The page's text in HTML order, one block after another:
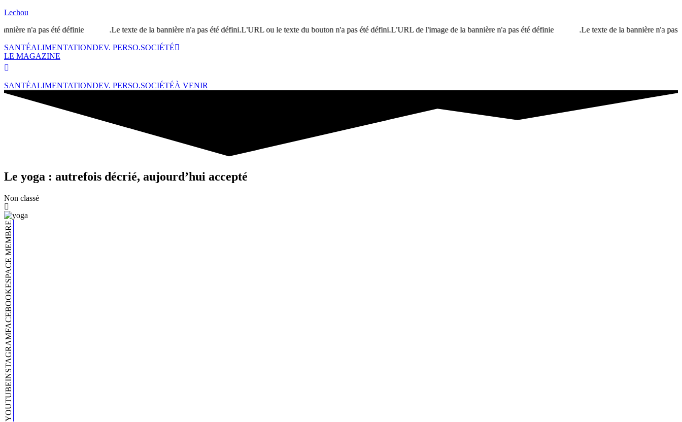
Lechou
été définie.
Le texte de la bannière n'a pas été défini.L'URL ou le texte du bouton n'a pas été défini.L'URL de l'image de la bannière n'a pas été définie. Le texte de la bannière n'a pas été
SANTÉALIMENTATIONDEV. PERSO.SOCIÉTÉ
LE MAGAZINE
SANTÉALIMENTATIONDEV. PERSO.SOCIÉTÉÀ VENIR
Le yoga : autrefois décrié, aujourd’hui accepté
Non classé
ESPACE MEMBRE
FACEBOOK
INSTAGRAM
YOUTUBE